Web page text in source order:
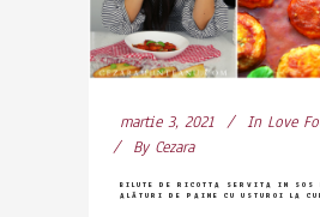
martie 3, 2021 In Love
By Cezara
BILUTE DE RICOTTA SERVITA IN SOS
ALĂTURI DE PAINE CU USTUROI LA